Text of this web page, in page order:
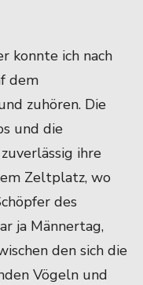
konnte ich nach
dem
zuhören. Die
und die
ihre
Zeltplatz, wo
des
ja Männertag,
den sich die
Vögeln und